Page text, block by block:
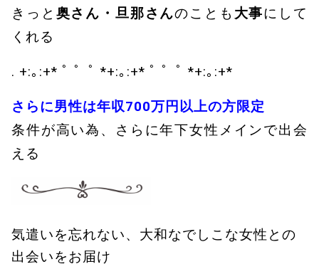
きっと 奥さん・旦那さんのことも 大事にして
くれる
. +:｡:+* ﾟ ゜ﾟ *+:｡:+* ﾟ ゜ﾟ *+:｡:+*
さらに男性は年収700万円以上の方限定
条件が高い為、さらに年下女性メインで出会
える
気遣いを忘れない、大和なでしこな女性との
出会いをお届け